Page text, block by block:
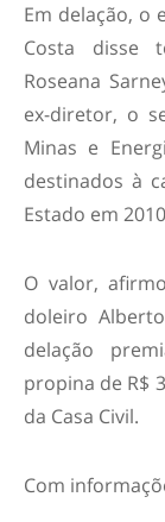
Em delação, o
Costa disse
Roseana
ex-diretor, o
Minas e
destinados à
Estado em
O valor,
doleiro
delação
propina de R$
da Casa Civil.
Com